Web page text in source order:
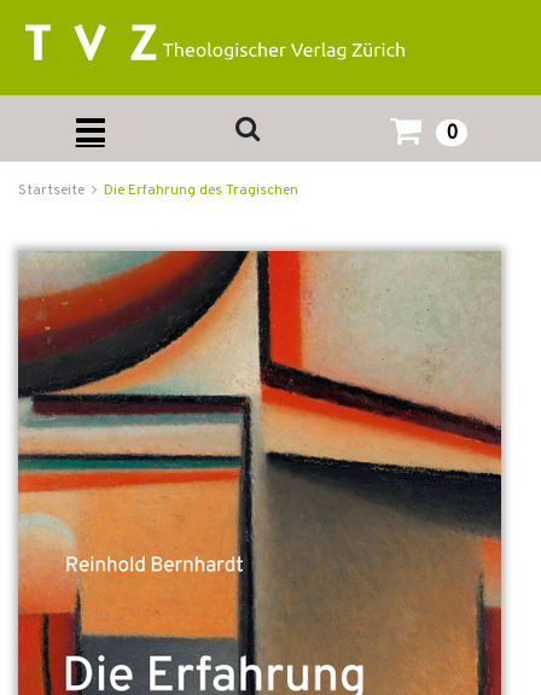
0
Startseite Die Erfahrung des Tragischen